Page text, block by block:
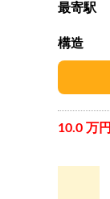
最寄駅
構造
10.0 万円